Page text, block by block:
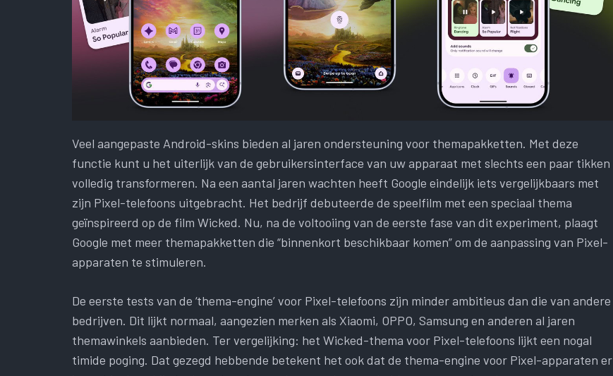
Veel aangepaste Android-skins bieden al jaren ondersteuning voor themapakketten. Met deze
functie kunt u het uiterlijk van de gebruikersinterface van uw apparaat met slechts een paar tikken
volledig transformeren. Na een aantal jaren wachten heeft Google eindelijk iets vergelijkbaars met
zijn Pixel-telefoons uitgebracht. Het bedrijf debuteerde de speelfilm met een speciaal thema
geïnspireerd op de film Wicked. Nu, na de voltooiing van de eerste fase van dit experiment, plaagt
Google met meer themapakketten die “binnenkort beschikbaar komen” om de aanpassing van Pixel-
apparaten te stimuleren.
De eerste tests van de ‘thema-engine’ voor Pixel-telefoons zijn minder ambitieus dan die van andere
bedrijven. Dit lijkt normaal, aangezien merken als Xiaomi, OPPO, Samsung en anderen al jaren
themawinkels aanbieden. Ter vergelijking: het Wicked-thema voor Pixel-telefoons lijkt een nogal
timide poging. Dat gezegd hebbende betekent het ook dat de thema-engine voor Pixel-apparaten er